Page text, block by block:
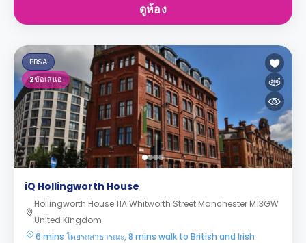
ดูห้อง
PBSA
2ข้อเสนอ
iQ Hollingworth House
Hollingworth House 11A Whitworth Street Manchester M13GW
United Kingdom
6 mins โดยรถสาธารณะ, 8 mins walk to British and Irish